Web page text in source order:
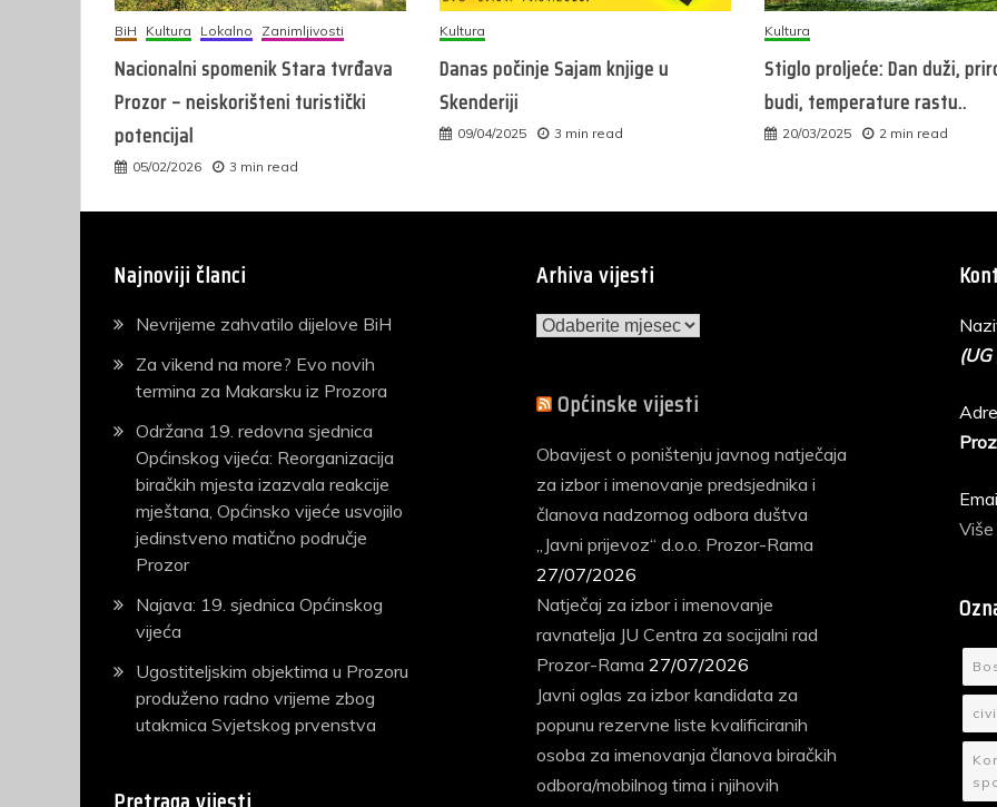
BiH Kultura Lokalno Zanimljivosti
Nacionalni spomenik Stara tvrđava
Prozor – neiskorišteni turistički
potencijal
05/02/2026 3 min read
Kultura
Danas počinje Sajam knjige u
Skenderiji
09/04/2025 3 min read
Kultura
Stiglo proljeće: Dan duži,
budi, temperature rastu..
20/03/2025 2 min read
Najnoviji članci
Nevrijeme zahvatilo dijelove BiH
Za vikend na more? Evo novih
termina za Makarsku iz Prozora
Održana 19. redovna sjednica
Općinskog vijeća: Reorganizacija
biračkih mjesta izazvala reakcije
mještana, Općinsko vijeće usvojilo
jedinstveno matično područje
Prozor
Najava: 19. sjednica Općinskog
vijeća
Ugostiteljskim objektima u Prozoru
produženo radno vrijeme zbog
utakmica Svjetskog prvenstva
Arhiva vijesti
Arhiva
Općinske vijesti
Obavijest o poništenju javnog natječaja
za izbor i imenovanje predsjednika i
članova nadzornog odbora duštva
„Javni prijevoz“ d.o.o. Prozor-Rama
27/07/2026
Natječaj za izbor i imenovanje
ravnatelja JU Centra za socijalni rad
Prozor-Rama 27/07/2026
Javni oglas za izbor kandidata za
popunu rezervne liste kvalificiranih
osoba za imenovanja članova biračkih
odbora/mobilnog tima i njihovih
(UG
Više